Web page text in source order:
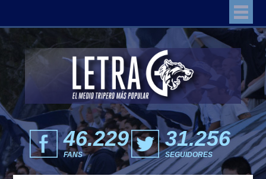
46.229
FANS
31.256
SEGUIDORES